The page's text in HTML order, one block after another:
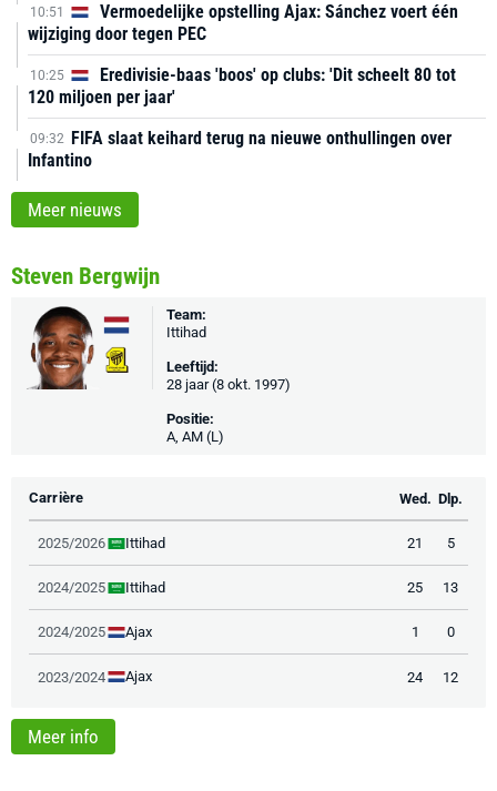
10:51
Vermoedelijke opstelling Ajax: Sánchez voert één
wijziging door tegen PEC
10:25
Eredivisie-baas 'boos' op clubs: 'Dit scheelt 80 tot
120 miljoen per jaar'
09:32 FIFA slaat keihard terug na nieuwe onthullingen over
Infantino
Meer nieuws
Steven Bergwijn
Team:
Ittihad
Leeftijd:
28 jaar (8 okt. 1997)
Positie:
A, AM (L)
Carrière Wed. Dlp.
2025/2026 Ittihad 21 5
2024/2025 Ittihad 25 13
2024/2025 Ajax 1 0
2023/2024 Ajax 24 12
Meer info